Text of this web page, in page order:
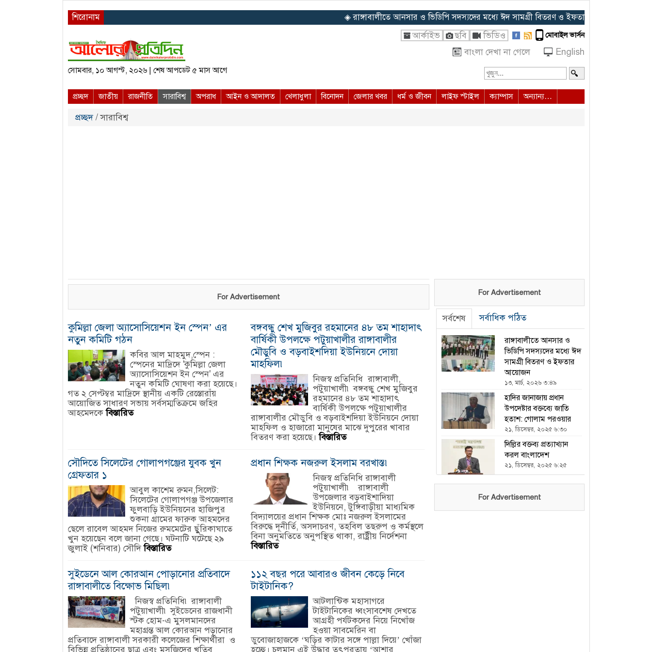
শিরোনাম ◈ রাঙ্গাবালীতে আনসার ও ভিডিপি সদস্যদের মধ্যে ঈদ সামগ্রী বিতরণ ও ইফতার আয়োজন
সোমবার, ১০ আগস্ট, ২০২৬ | শেষ আপডেট ৫ মাস আগে
মোবাইল ভার্সন
ভিডিও
ছবি
আর্কাইভ
English
বাংলা দেখা না গেলে
প্রচ্ছদ জাতীয় রাজনীতি সারাবিশ্ব অপরাধ আইন ও আদালত খেলাধুলা বিনোদন জেলার খবর ধর্ম ও জীবন লাইফ স্টাইল ক্যাম্পাস অন্যান্য…
প্রচ্ছদ/ সারাবিশ্ব
For Advertisement
কুমিল্লা জেলা অ্যাসোসিয়েশন ইন স্পেন’ এর
নতুন কমিটি গঠন
কবির আল মাহমুদ,স্পেন :
স্পেনের মাদ্রিদে 'কুমিল্লা জেলা
অ্যাসোসিয়েশন ইন স্পেন' এর
নতুন কমিটি ঘোষণা করা হয়েছে।
গত ২ সেপ্টম্বর মাদ্রিদে স্থানীয় একটি রেস্তোরাঁয়
আয়োজিত সাধারণ সভায় সর্বসম্মতিক্রমে জহির
আহমেদকেবিস্তারিত
বঙ্গবন্ধু শেখ মুজিবুর রহমানের ৪৮ তম শাহাদাৎ
বার্ষিকী উপলক্ষে পটুয়াখালীর রাঙ্গাবালীর
মৌডুবি ও বড়বাইশদিয়া ইউনিয়নে দোয়া
মাহফিল৷
নিজস্ব প্রতিনিধি রাঙ্গাবালী,
পটুয়াখালী৷ বঙ্গবন্ধু শেখ মুজিবুর
রহমানের ৪৮ তম শাহাদাৎ
বার্ষিকী উপলক্ষে পটুয়াখালীর
রাঙ্গাবালীর মৌডুবি ও বড়বাইশদিয়া ইউনিয়নে দোয়া
মাহফিল ও হাজারো মানুষের মাঝে দুপুরের খাবার
বিতরণ করা হয়েছে।বিস্তারিত
সৌদিতে সিলেটের গোলাপগঞ্জের যুবক খুন
গ্রেফতার ১
আবুল কাশেম রুমন,সিলেট:
সিলেটের গোলাপগঞ্জ উপজেলার
ফুলবাড়ি ইউনিয়নের হাজিপুর
শুকনা গ্রামের ফারুক আহমদের
ছেলে রাবেল আহমদ নিজের রুমমেটের ছুুঁরিকাঘাতে
খুন হয়েছেন বলে জানা গেছে। ঘটনাটি ঘটেছে ২৯
জুলাই (শনিবার) সৌদিবিস্তারিত
প্রধান শিক্ষক নজরুল ইসলাম বরখাস্ত৷
নিজস্ব প্রতিনিধি রাঙ্গাবালী
পটুয়াখালী৷ রাঙ্গাবালী
উপজেলার বড়বাইশাদিয়া
ইউনিয়নে, টুঙ্গিবাড়ীয়া মাধ্যমিক
বিদ্যালয়ের প্রধান শিক্ষক মোঃ নজরুল ইসলামের
বিরুদ্ধে দূনীর্তি, অসদাচরণ, তহবিল তছরুপ ও কর্মস্থলে
বিনা অনুমতিতে অনুপস্থিত থাকা, রাষ্ট্রীয় নির্দেশনা
বিস্তারিত
সুইডেনে আল কোরআন পোড়ানোর প্রতিবাদে
রাঙ্গাবালীতে বিক্ষোভ মিছিল৷
নিজস্ব প্রতিনিধি৷ রাঙ্গাবালী
পটুয়াখালী৷ সুইডেনের রাজধানী
স্টক হোম-এ মুসলমানদের
মহাগ্রন্ত আল কোরআন পড়ানোর
প্রতিবাদে রাঙ্গাবালী সরকারী কলেজের শিক্ষার্থীরা ও
বিভিন্ন প্রতিষ্ঠানের ছাত্র এবং মসজিদের খতিব
১১২ বছর পরে আবারও জীবন কেড়ে নিবে
টাইটানিক?
আটলান্টিক মহাসাগরে
টাইটানিকের ধ্বংসাবশেষ দেখতে
আগ্রহী পর্যটকদের নিয়ে নিখোঁজ
হওয়া সাবমেরিন বা
ডুবোজাহাজকে ‘ঘড়ির কাটার সঙ্গে পাল্লা দিয়ে’ খোঁজা
হচ্ছে। চলমান এই উদ্ধার তৎপরতায় ‘আশার
For Advertisement
সর্বশেষ সর্বাধিক পঠিত
রাঙ্গাবালীতে আনসার ও
ভিডিপি সদস্যদের মধ্যে ঈদ
সামগ্রী বিতরণ ও ইফতার
আয়োজন
১৩, মার্চ, ২০২৬ ৩:৪৯
হাদির জানাজায় প্রধান
উপদেষ্টার বক্তব্যে জাতি
হতাশ: গোলাম পরওয়ার
২১, ডিসেম্বর, ২০২৫ ৬:৩০
দিল্লির বক্তব্য প্রত্যাখ্যান
করল বাংলাদেশ
২১, ডিসেম্বর, ২০২৫ ৬:২৫
ভারতকে হারিয়ে এশিয়া
কাপে চ্যাম্পিয়ন পাকিস্তান
For Advertisement